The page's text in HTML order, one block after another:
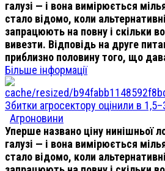
галузі — і вона вимірюється
стало відомо, коли
запрацюють на повну і скільки
вивезти. Відповідь на друге
приблизно половину того, що
Більше інформації
Збитки агросектору оцінили в
Агроновини
Уперше названо ціну нинішньої
галузі — і вона вимірюється
стало відомо, коли